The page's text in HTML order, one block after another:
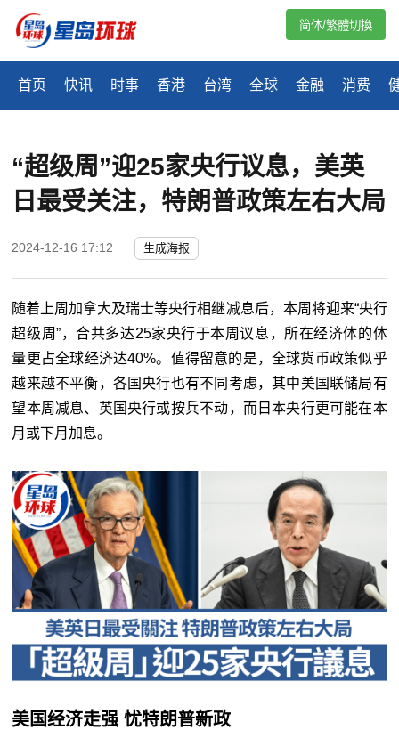
首页 快讯 时事 香港 台湾 全球 金融 消费
简体/繁體切換
“超级周”迎25家央行议息，美英
日最受关注，特朗普政策左右大局
2024-12-16 17:12 生成海报
随着上周加拿大及瑞士等央行相继减息后，本周将迎来“央行
超级周”，合共多达25家央行于本周议息，所在经济体的体
量更占全球经济达40%。值得留意的是，全球货币政策似乎
越来越不平衡，各国央行也有不同考虑，其中美国联储局有
望本周减息、英国央行或按兵不动，而日本央行更可能在本
月或下月加息。
美国经济走强 忧特朗普新政